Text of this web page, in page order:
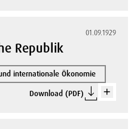
01.09.1929
Republik
internationale Ökonomie
Download (PDF)